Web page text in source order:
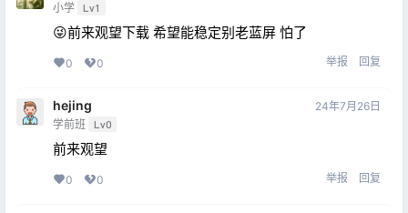
小学 Lv1
😜前来观望下载 希望能稳定别老蓝屏 怕了
0 0 举报 回复
hejing
学前班 Lv0
24年7月26日
前来观望
0 0 举报 回复